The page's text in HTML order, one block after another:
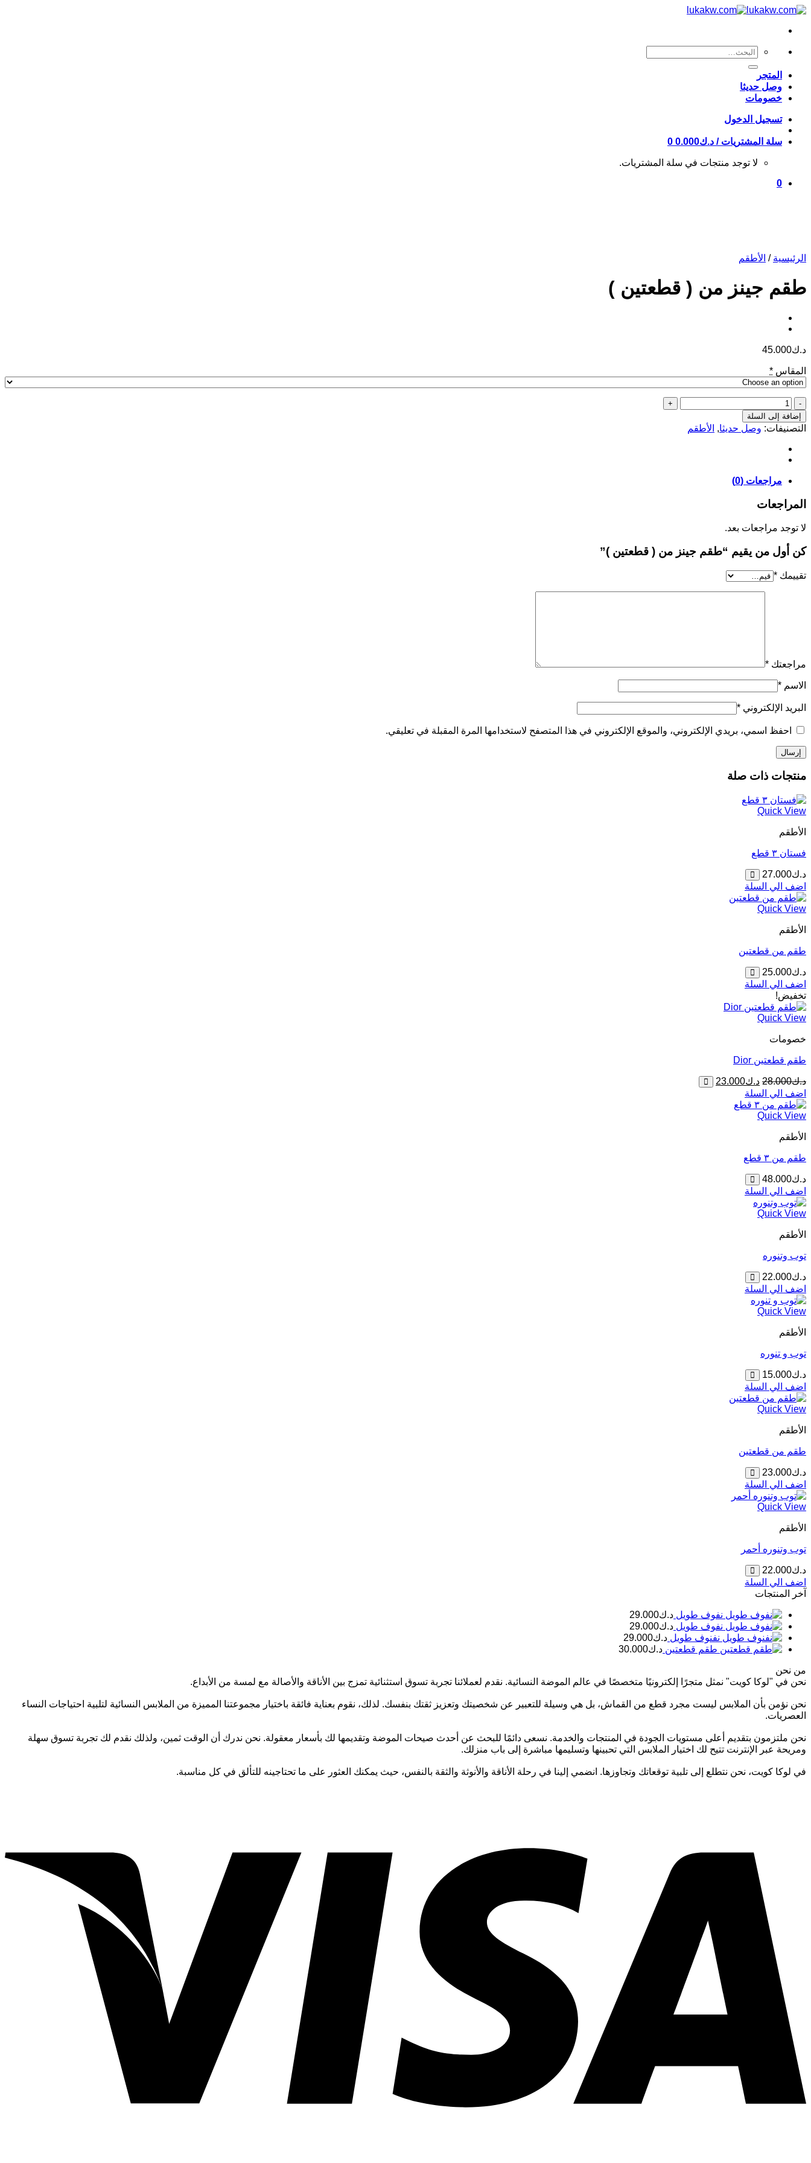
Skip
content
البحث
المتجر
وصل حديثا
خصومات
تسجيل الدخول
سلة المشتريات / د.ك0.000
0
لا توجد منتجات في سلة المشتريات.
0
الرئيسية / الأطقم
طقم جينز من ( قطعتين )
د.ك45.000
المقاس *
كمية
طقم
جينز
(
قطعتين
إضافة إلى السلة
التصنيفات: وصل حديثا, الأطقم
مراجعات (0)
المراجعات
لا توجد مراجعات بعد.
كن أول من يقيم “طقم جينز من ( قطعتين )”
تقييمك *
مراجعتك *
الاسم *
البريد الإلكتروني *
احفظ اسمي، بريدي الإلكتروني، والموقع الإلكتروني في هذا المتصفح لاستخدامها المرة المقبلة في تعليقي.
منتجات ذات صلة
Quick View
الأطقم
فستان ٣ قطع
د.ك27.000
اضف الي السلة
Quick View
الأطقم
طقم من قطعتين
د.ك25.000
اضف الي السلة
تخفيض!
Quick View
خصومات
طقم قطعتين Dior
د.ك28.000 السعر
الأصلي
هو:
د.ك28.000.
د.ك23.000 السعر
اضف الي السلة
Quick View
الأطقم
طقم من ٣ قطع
د.ك48.000
اضف الي السلة
Quick View
الأطقم
توب وتنوره
د.ك22.000
اضف الي السلة
Quick View
الأطقم
توب و تنوره
د.ك15.000
اضف الي السلة
Quick View
الأطقم
طقم من قطعتين
د.ك23.000
اضف الي السلة
Quick View
الأطقم
توب وتنوره أحمر
د.ك22.000
اضف الي السلة
آخر المنتجات
نفوف طويل د.ك29.000
نفوف طويل د.ك29.000
نفنوف طويل د.ك29.000
طقم قطعتين د.ك30.000
من نحن
نحن في "لوكا كويت" نمثل متجرًا إلكترونيًا متخصصًا في عالم الموضة النسائية. نقدم لعملائنا تجربة تسوق استثنائية تمزج بين الأناقة والأصالة مع لمسة من الأبداع.
نحن نؤمن بأن الملابس ليست مجرد قطع من القماش، بل هي وسيلة للتعبير عن شخصيتك وتعزيز ثقتك بنفسك. لذلك، نقوم بعناية فائقة باختيار مجموعتنا المميزة من الملابس النسائية لتلبية احتياجات النساء
العصريات.
نحن ملتزمون بتقديم أعلى مستويات الجودة في المنتجات والخدمة. نسعى دائمًا للبحث عن أحدث صيحات الموضة وتقديمها لك بأسعار معقولة. نحن ندرك أن الوقت ثمين، ولذلك نقدم لك تجربة تسوق سهلة
ومريحة عبر الإنترنت تتيح لك اختيار الملابس التي تحبينها وتسليمها مباشرة إلى باب منزلك.
في لوكا كويت، نحن نتطلع إلى تلبية توقعاتك وتجاوزها. انضمي إلينا في رحلة الأناقة والأنوثة والثقة بالنفس، حيث يمكنك العثور على ما تحتاجينه للتألق في كل مناسبة.